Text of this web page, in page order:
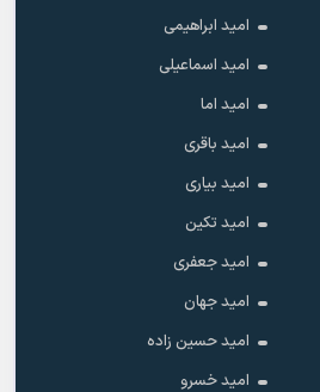
امید ابراهیمی
امید اسماعیلی
امید اما
امید باقری
امید بیاری
امید تکین
امید جعفری
امید جهان
امید حسین زاده
امید خسرو